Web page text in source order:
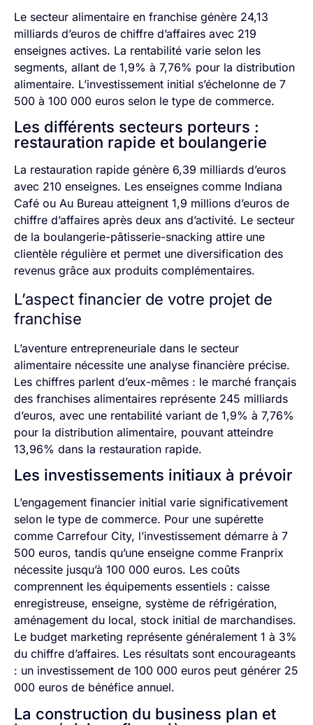
Le secteur alimentaire en franchise génère 24,13
milliards d’euros de chiffre d’affaires avec 219
enseignes actives. La rentabilité varie selon les
segments, allant de 1,9% à 7,76% pour la distribution
alimentaire. L’investissement initial s’échelonne de 7
500 à 100 000 euros selon le type de commerce.
Les différents secteurs porteurs :
restauration rapide et boulangerie
La restauration rapide génère 6,39 milliards d’euros
avec 210 enseignes. Les enseignes comme Indiana
Café ou Au Bureau atteignent 1,9 millions d’euros de
chiffre d’affaires après deux ans d’activité. Le secteur
de la boulangerie-pâtisserie-snacking attire une
clientèle régulière et permet une diversification des
revenus grâce aux produits complémentaires.
L’aspect financier de votre projet de
franchise
L’aventure entrepreneuriale dans le secteur
alimentaire nécessite une analyse financière précise.
Les chiffres parlent d’eux-mêmes : le marché français
des franchises alimentaires représente 245 milliards
d’euros, avec une rentabilité variant de 1,9% à 7,76%
pour la distribution alimentaire, pouvant atteindre
13,96% dans la restauration rapide.
Les investissements initiaux à prévoir
L’engagement financier initial varie significativement
selon le type de commerce. Pour une supérette
comme Carrefour City, l’investissement démarre à 7
500 euros, tandis qu’une enseigne comme Franprix
nécessite jusqu’à 100 000 euros. Les coûts
comprennent les équipements essentiels : caisse
enregistreuse, enseigne, système de réfrigération,
aménagement du local, stock initial de marchandises.
Le budget marketing représente généralement 1 à 3%
du chiffre d’affaires. Les résultats sont encourageants
: un investissement de 100 000 euros peut générer 25
000 euros de bénéfice annuel.
La construction du business plan et